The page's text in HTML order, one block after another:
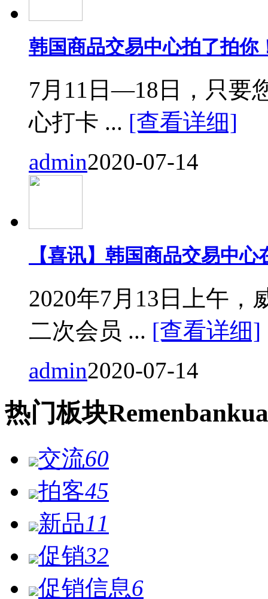
韩国商品交易中心拍了拍你
7月11日—18日，只要
心打卡 ... [查看详细]
admin2020-07-14
【喜讯】韩国商品交易中
2020年7月13日上午，
二次会员 ... [查看详细]
admin2020-07-14
热门板块Remen
交流60
拍客45
新品11
促销32
促销信息6